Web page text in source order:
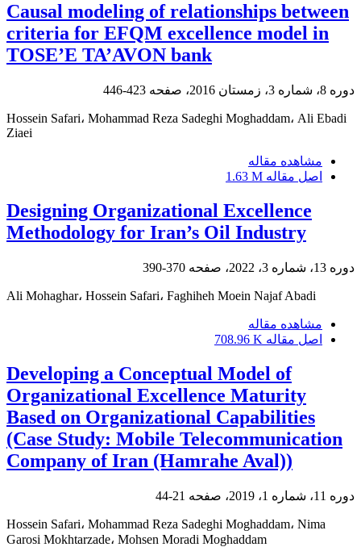
Causal modeling of relationships between
criteria for EFQM excellence model in
TOSE’E TA’AVON bank
دوره 8، شماره 3، زمستان 2016، صفحه 423-446
Hossein Safari، Mohammad Reza Sadeghi Moghaddam، Ali Ebadi
Ziaei
مشاهده مقاله
اصل مقاله 1.63 M
Designing Organizational Excellence
Methodology for Iran’s Oil Industry
دوره 13، شماره 3، 2022، صفحه 370-390
Ali Mohaghar، Hossein Safari، Faghiheh Moein Najaf Abadi
مشاهده مقاله
اصل مقاله 708.96 K
Developing a Conceptual Model of
Organizational Excellence Maturity
Based on Organizational Capabilities
(Case Study: Mobile Telecommunication
Company of Iran (Hamrahe Aval))
دوره 11، شماره 1، 2019، صفحه 21-44
Hossein Safari، Mohammad Reza Sadeghi Moghaddam، Nima
Garosi Mokhtarzade، Mohsen Moradi Moghaddam